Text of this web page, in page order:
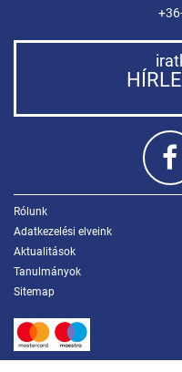
Rólunk
Adatkezelési elveink
Aktualitások
Tanulmányok
Sitemap